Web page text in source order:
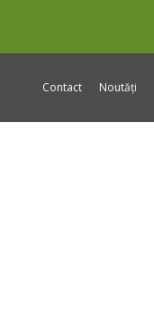
Contact Noutăți